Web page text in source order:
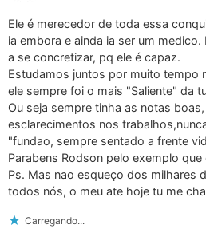
Ele é merecedor de toda essa
ia embora e ainda ia ser um
a se concretizar, pq ele é capaz.
Estudamos juntos por muito tempo
ele sempre foi o mais "Saliente" da
Ou seja sempre tinha as notas
esclarecimentos nos
"fundao, sempre sentado a frente
Parabens Rodson pelo exemplo
Ps. Mas nao esqueço dos milhares
todos nós, o meu ate hoje tu me
Carregando...